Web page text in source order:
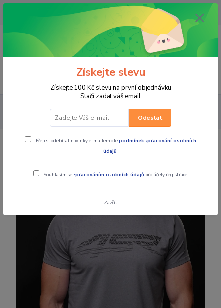
OPAVA 733537099/HLUČÍN
734541648/OLOMOUC 734593593
0,00 CZK
PRO JEZDCE VOLNÝ ČAS Pánská trička
4SR Pánské tičko
4SR Pánské tičko 3D Dark
Získejte slevu
Získejte 100 Kč slevu na první objednávku
Stačí zadat váš email
Odeslat
Přeji si odebírat novinky e-mailem dlepodmínek zpracování osobních
údajů.
Souhlasím se zpracováním osobních údajů pro účely registrace.
Zavřít